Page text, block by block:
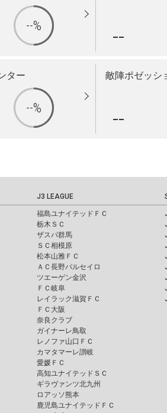
--% --
ター
--%
敵陣ポゼッシ
--
J3 LEAGUE
福島ユナイテッドＦＣ
栃木ＳＣ
ザスパ群馬
ＳＣ相模原
松本山雅ＦＣ
ＡＣ長野パルセイロ
ツエーゲン金沢
ＦＣ岐阜
レイラック滋賀ＦＣ
ＦＣ大阪
奈良クラブ
ガイナーレ鳥取
レノファ山口ＦＣ
カマタマーレ讃岐
愛媛ＦＣ
高知ユナイテッドＳＣ
ギラヴァンツ北九州
ロアッソ熊本
鹿児島ユナイテッドＦＣ